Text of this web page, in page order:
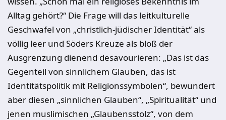
Alltag gehört?“ Die Frage will das leitkulturelle
Geschwafel von „christlich-jüdischer Identität“ als
völlig leer und Söders Kreuze als bloß der
Ausgrenzung dienend desavourieren: „Das ist das
Gegenteil von sinnlichem Glauben, das ist
Identitätspolitik mit Religionssymbolen“, bewundert
aber diesen „sinnlichen Glauben“, „Spiritualität“ und
jenen muslimischen „Glaubensstolz“, von dem